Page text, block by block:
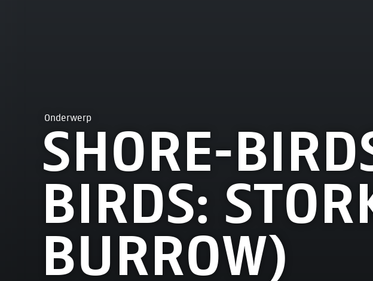
Onderwerp
SHORE-
BIRDS:
BURROW)